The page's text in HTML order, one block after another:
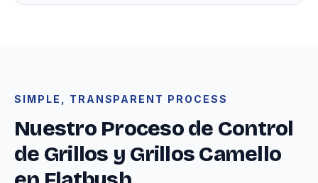
SIMPLE, TRANSPARENT PROCESS
Nuestro Proceso de Control
de Grillos y Grillos Camello